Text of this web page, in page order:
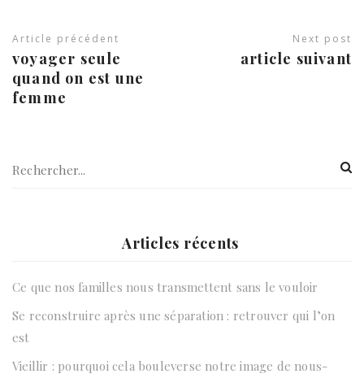
Article précédent
voyager seule
quand on est une
femme
Next post
article suivant
Articles récents
Ce que nos familles nous transmettent sans le vouloir
Se reconstruire après une séparation : retrouver qui l’on
est
Vieillir : pourquoi cela bouleverse notre image de nous-